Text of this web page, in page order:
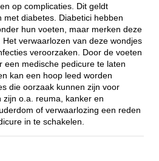
op complicaties. Dit geldt
met diabetes. Diabetici hebben
hun voeten, maar merken deze
verwaarlozen van deze wondjes
veroorzaken. Door de voeten
een medische pedicure te laten
kan een hoop leed worden
die oorzaak kunnen zijn voor
o.a. reuma, kanker en
of verwaarlozing een reden
in te schakelen.